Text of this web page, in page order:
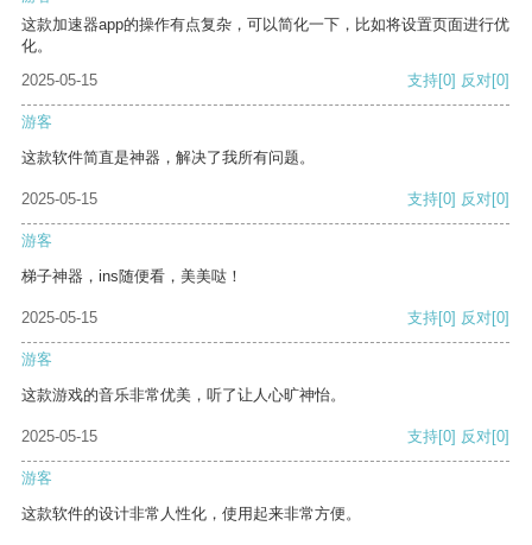
这款加速器app的操作有点复杂，可以简化一下，比如将设置页面进行优
化。
2025-05-15
支持[0] 反对[0]
游客
这款软件简直是神器，解决了我所有问题。
2025-05-15 支持[0] 反对[0]
游客
梯子神器，ins随便看，美美哒！
2025-05-15 支持[0] 反对[0]
游客
这款游戏的音乐非常优美，听了让人心旷神怡。
2025-05-15 支持[0] 反对[0]
游客
这款软件的设计非常人性化，使用起来非常方便。